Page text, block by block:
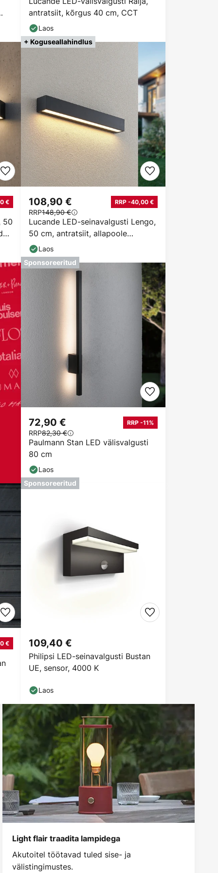
antratsiit, kõrgus 40 cm, CCT
Laos
50
€
+ Koguseallahindlus
Lucande LED-seinavalgusti Lengo,
50 cm, antratsiit, allapoole
suunatud, 3000 K
108,90 € RRP -40,00 €
RRP148,90 €
Laos
Sponsoreeritud
Paulmann Stan LED välisvalgusti
80 cm
72,90 € RRP -11%
RRP82,30 €
Laos
€
Sponsoreeritud
Philipsi LED-seinavalgusti Bustan
UE, sensor, 4000 K
109,40 €
Laos
Light flair traadita lampidega
Akutoitel töötavad tuled sise- ja
välistingimustes.